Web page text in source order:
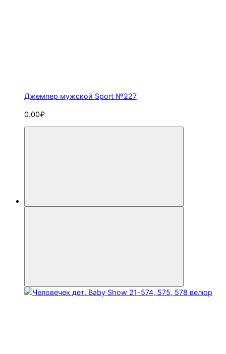
Джемпер мужской Sport №227
0.00₽